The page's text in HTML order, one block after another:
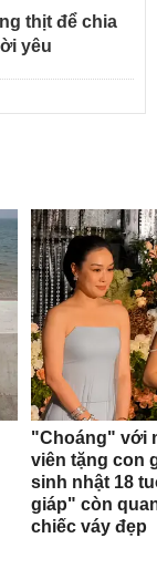
thịt để chia
yêu
"Choáng" với
viên tặng con
sinh nhật 18
giáp" còn
chiếc váy đẹp